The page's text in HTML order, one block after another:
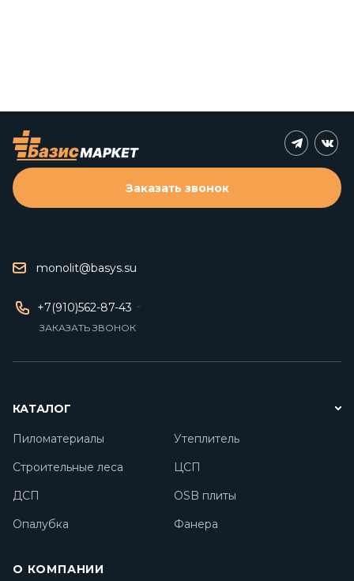
monolit@basys.su
+7(910)562-87-43
ЗАКАЗАТЬ ЗВОНОК
Заказать звонок
КАТАЛОГ
Пиломатериалы
Утеплитель
Строительные леса
ЦСП
ДСП
OSB плиты
Опалубка
Фанера
О КОМПАНИИ